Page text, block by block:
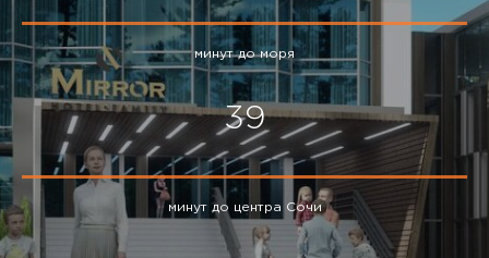
минут до моря
39
минут до центра Сочи